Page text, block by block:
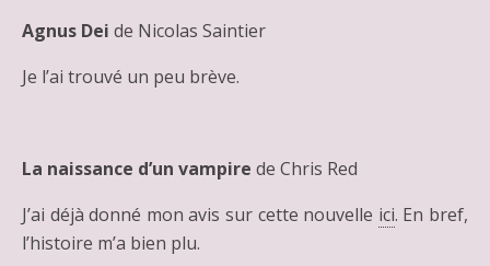
Agnus Dei de Nicolas Saintier
Je l’ai trouvé un peu brève.
La naissance d’un vampire de Chris Red
J’ai déjà donné mon avis sur cette nouvelle ici. En bref,
l’histoire m’a bien plu.